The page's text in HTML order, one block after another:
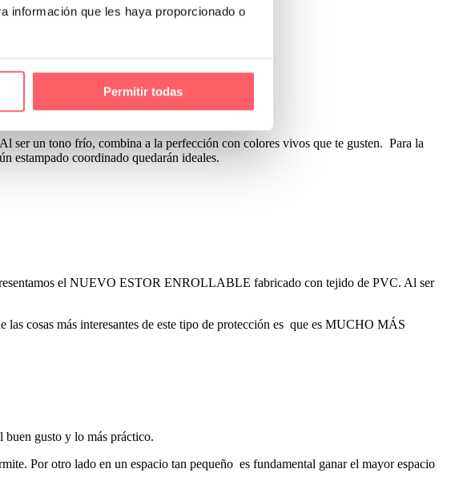
información que les haya proporcionado o
Permitir todas
suaves, a los tonos más intensos.
ser un tono frío, combina a la perfección con colores vivos que te gusten. Para la
estampado coordinado quedarán ideales.
el NUEVO ESTOR ENROLLABLE fabricado con tejido de PVC. Al ser
cosas más interesantes de este tipo de protección es que es MUCHO MÁS
buen gusto y lo más práctico.
Por otro lado en un espacio tan pequeño es fundamental ganar el mayor espacio